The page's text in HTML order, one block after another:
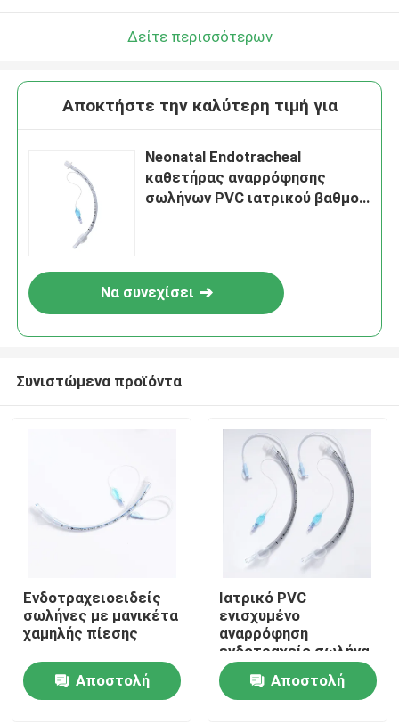
Αρχική Σελίδα
Προϊόντα
Δείτε περισσότερων
Αποκτήστε την καλύτερη τιμή για
Neonatal Endotracheal
καθετήρας αναρρόφησης
σωλήνων PVC ιατρικού βαθμού
Να συνεχίσει
Συνιστώμενα προϊόντα
Ενδοτραχειοειδείς
σωλήνες με μανικέτα
χαμηλής πίεσης
Αποστολή
Ιατρικό PVC
ενισχυμένο
αναρρόφηση
ενδοτραχείο σωλήνα
με υψηλού όγκου
μανσέτα ETT PU με
μέτρηση πίεσης
Αποστολή